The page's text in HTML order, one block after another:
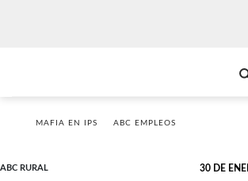
MAFIA EN IPS ABC EMPLEOS
ABC RURAL 30 DE